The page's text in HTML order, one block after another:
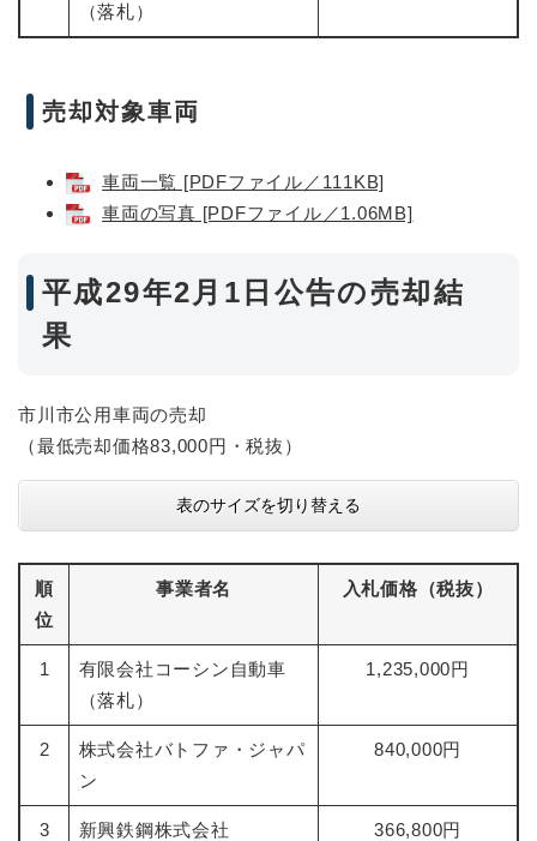
（落札）
売却対象車両
車両一覧 [PDFファイル／111KB]
車両の写真 [PDFファイル／1.06MB]
平成29年2月1日公告の売却結
果
市川市公用車両の売却
（最低売却価格83,000円・税抜）
表のサイズを切り替える
順
位
事業者名 入札価格（税抜）
1
有限会社コーシン自動車
（落札）
1,235,000円
2
株式会社バトファ・ジャパ
ン
840,000円
3 新興鉄鋼株式会社 366,800円